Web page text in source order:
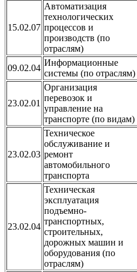
15.02.07
Автоматизация
технологических
процессов и
производств (по
отраслям)
09.02.04
Информационные
системы (по отраслям)
23.02.01
Организация
перевозок и
управление на
транспорте (по видам)
23.02.03
Техническое
обслуживание и
ремонт
автомобильного
транспорта
23.02.04
Техническая
эксплуатация
подъемно-
транспортных,
строительных,
дорожных машин и
оборудования (по
отраслям)